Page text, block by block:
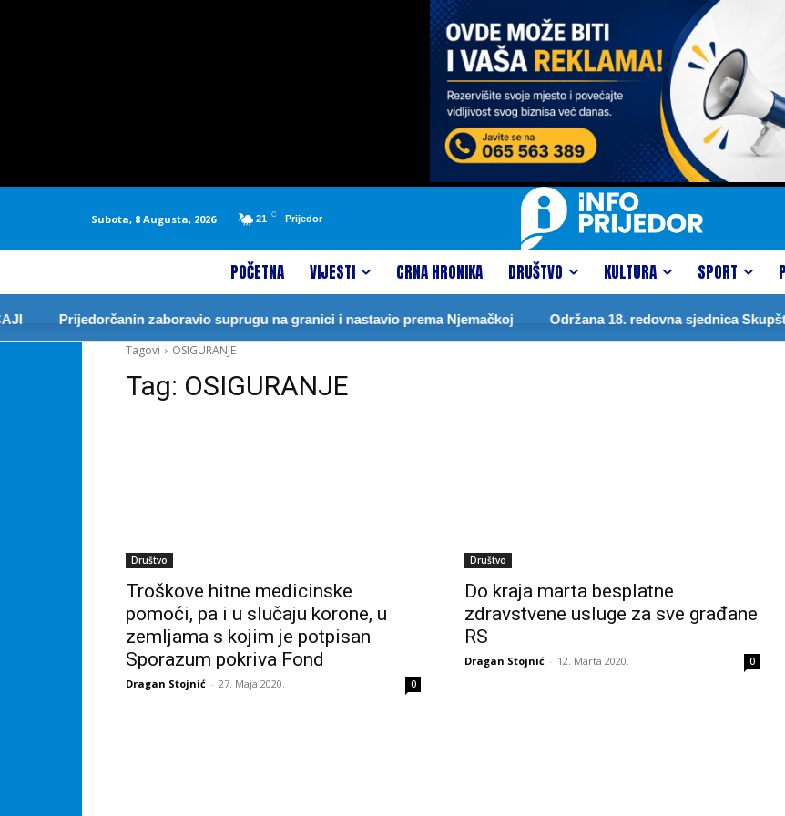
Subota, 8 Augusta, 2026 21 C Prijedor
POČETNA VIJESTI CRNA HRONIKA DRUŠTVO KULTURA SPORT
Prijedorčanin zaboravio suprugu na granici i nastavio prema Njemačkoj Održana 18. redovna sjednica
Tagovi
OSIGURANJE
Tag: OSIGURANJE
Društvo
Troškove hitne medicinske
pomoći, pa i u slučaju korone, u
zemljama s kojim je potpisan
Sporazum pokriva Fond
Dragan Stojnić - 27. Maja 2020. 0
Društvo
Do kraja marta besplatne
zdravstvene usluge za sve građane
RS
Dragan Stojnić - 12. Marta 2020. 0